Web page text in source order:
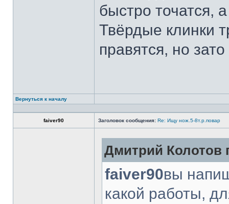
быстро точатся,
Твёрдые клинки
правятся, но
Вернуться к началу
faiver90 Заголовок сообщения: Re: Ищу нож.5-8т.р.повар
Дмитрий Колотов
faiver90вы
какой работы,